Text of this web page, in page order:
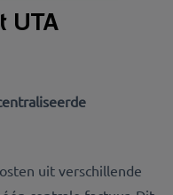
UTA
uit verschillende